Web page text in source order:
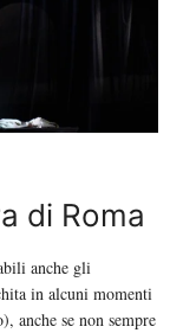
di Roma
anche gli
in alcuni momenti
anche se non sempre